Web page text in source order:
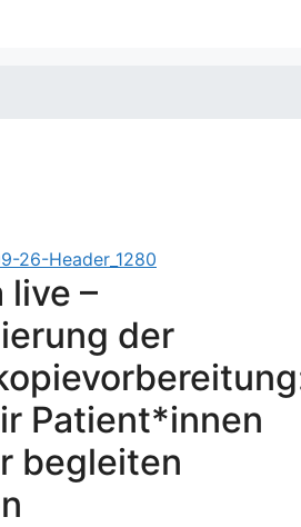
live –
der
Patient*innen
begleiten